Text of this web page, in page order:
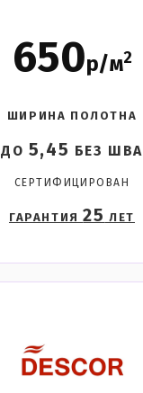
650р/м2
ШИРИНА ПОЛОТНА
ДО 5,45 БЕЗ ШВА
СЕРТИФИЦИРОВАН
ГАРАНТИЯ25 ЛЕТ